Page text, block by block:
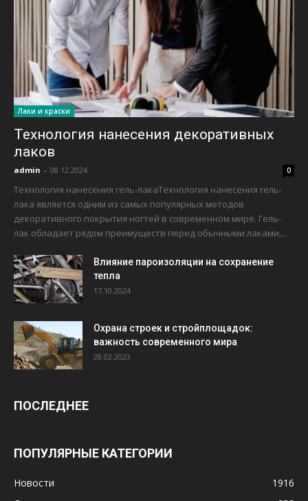
Лаки и краски
Технология нанесения декоративных
лаков
admin - 08.12.2024 0
Технология нанесения гель-лакаТехнология нанесения гель-
лака является одним из самых популярных методов
декоративного покрытия ногтей в современном мире. Гель-
лак обладает рядом преимуществ перед обычными лаками,...
Влияние пароизоляции на сохранение
тепла
17.10.2024
Охрана строек и стройплощадок:
важность современного мира
28.02.2023
ПОСЛЕДНЕЕ
ПОПУЛЯРНЫЕ КАТЕГОРИИ
Новости
1916